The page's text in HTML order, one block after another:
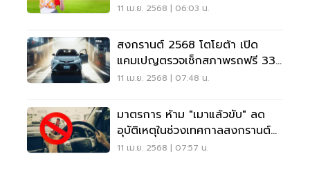
11 เม.ย. 2568 | 06:03 น.
สงกรานต์ 2568 โตโยต้า เปิด
แคมเปญตรวจเช็กสภาพรถฟรี 33
รายการ
11 เม.ย. 2568 | 07:48 น.
มาตรการ ห้าม "เมาแล้วขับ" ลด
อุบัติเหตุในช่วงเทศกาลสงกรานต์
2568
11 เม.ย. 2568 | 07:57 น.